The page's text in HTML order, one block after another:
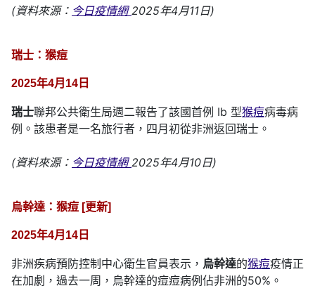
(資料來源： 今日疫情網2025年4月11日)
瑞士：猴痘
2025年4月14日
瑞士聯邦公共衛生局週二報告了該國首例 Ib 型猴痘病毒病
例。該患者是一名旅行者，四月初從非洲返回瑞士。
(資料來源： 今日疫情網2025年4月10日)
烏幹達：猴痘 [更新]
2025年4月14日
非洲疾病預防控制中心衛生官員表示， 烏幹達的猴痘疫情正
在加劇，過去一周，烏幹達的痘痘病例佔非洲的50%。